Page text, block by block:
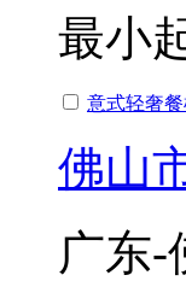
最小
意式轻奢
佛山
广东-